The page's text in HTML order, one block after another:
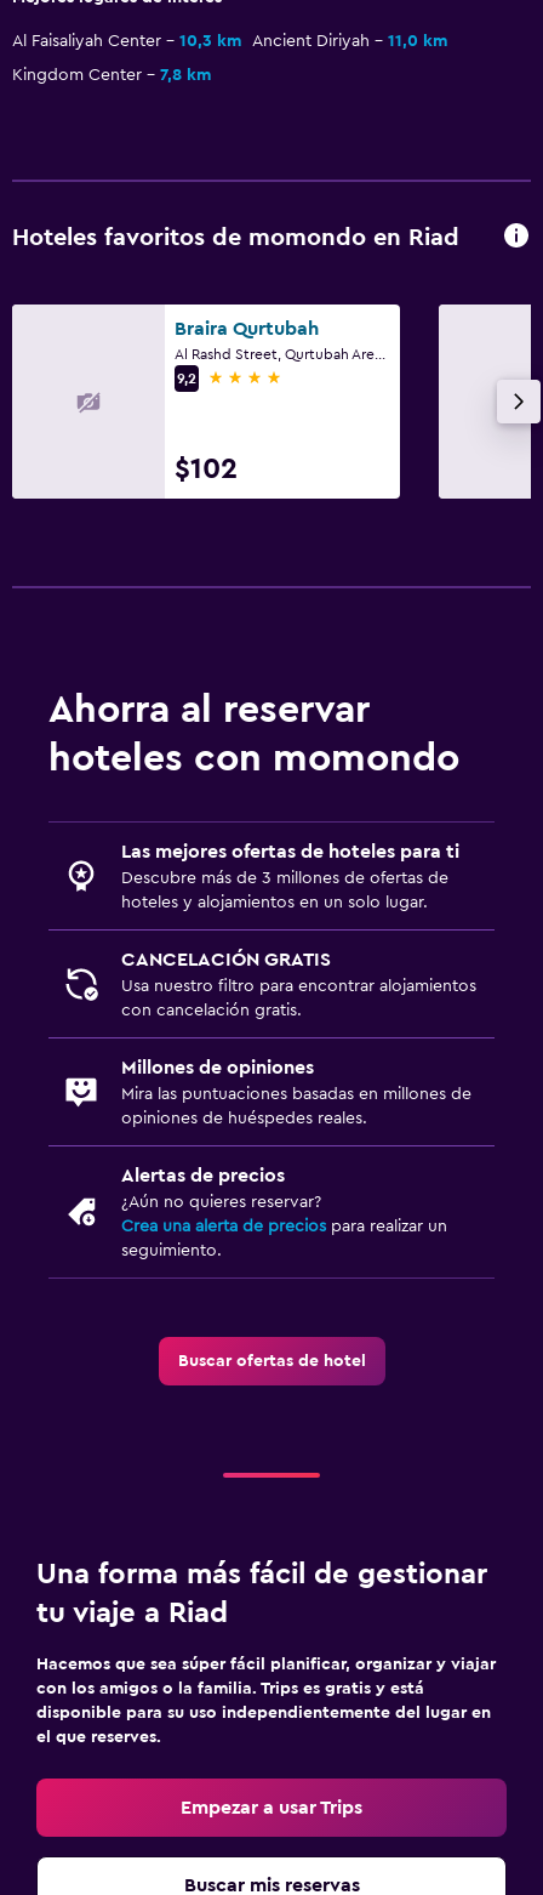
Al Faisaliyah Center 10,3 km Ancient Diriyah
11,0 km
Kingdom Center
7,8 km
Hoteles favoritos de momondo en Riad
Braira Qurtubah
9,2
4 estrellas
$102
Ahorra al reservar
hoteles con momondo
Las mejores ofertas de hoteles para ti
Descubre más de 3 millones de ofertas de
hoteles y alojamientos en un solo lugar.
CANCELACIÓN GRATIS
Usa nuestro filtro para encontrar alojamientos
con cancelación gratis.
Millones de opiniones
Mira las puntuaciones basadas en millones de
opiniones de huéspedes reales.
Alertas de precios
¿Aún no quieres reservar?
Crea una alerta de precios para realizar un
seguimiento.
Buscar ofertas de hotel
Una forma más fácil de gestionar
tu viaje a Riad
Hacemos que sea súper fácil planificar, organizar y viajar
con los amigos o la familia. Trips es gratis y está
disponible para su uso independientemente del lugar en
el que reserves.
Empezar a usar Trips
Buscar mis reservas